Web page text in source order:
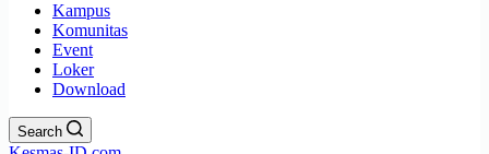
Kampus
Komunitas
Event
Loker
Download
Search